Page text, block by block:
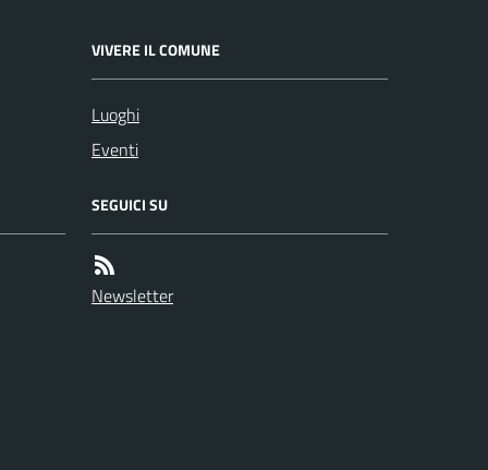
VIVERE IL COMUNE
Luoghi
Eventi
SEGUICI SU
Newsletter